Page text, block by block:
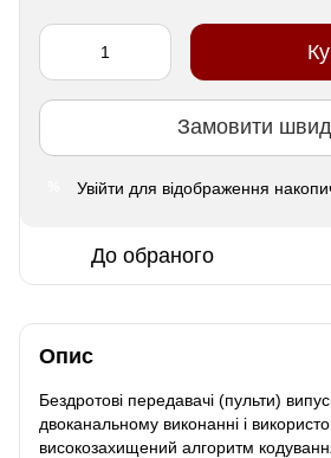
Замовити
Увійти для відображення
До обраного
Опис
Бездротові передавачі (пульти)
двоканальному виконанні і
високозахищений алгоритм